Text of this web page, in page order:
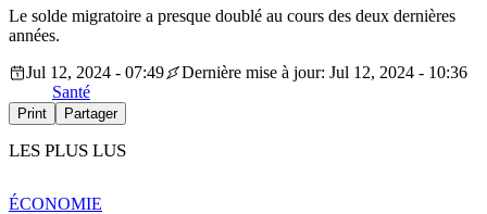
Le solde migratoire a presque doublé au cours des deux dernières
années.
Jul 12, 2024 - 07:49
Dernière mise à jour: Jul 12, 2024 - 10:36
Santé
Print Partager
LES PLUS LUS
ÉCONOMIE